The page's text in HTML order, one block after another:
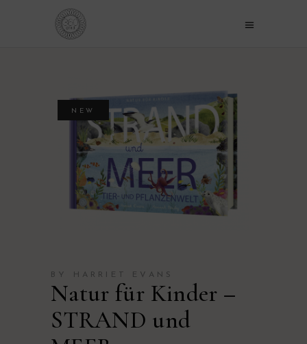
NEW
BY HARRIET EVANS
Natur für Kinder –
STRAND und